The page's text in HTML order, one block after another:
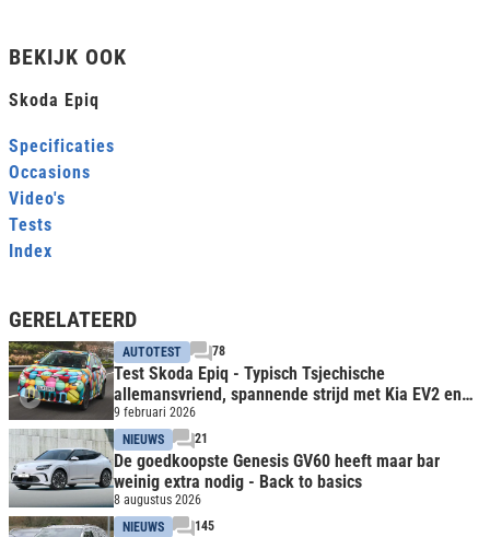
BEKIJK OOK
Skoda Epiq
Specificaties
Occasions
Video's
Tests
Index
GERELATEERD
AUTOTEST 78
Test Skoda Epiq - Typisch Tsjechische
allemansvriend, spannende strijd met Kia EV2 en
VW ID Cross
9 februari 2026
NIEUWS
21
De goedkoopste Genesis GV60 heeft maar bar
weinig extra nodig - Back to basics
8 augustus 2026
NIEUWS
145